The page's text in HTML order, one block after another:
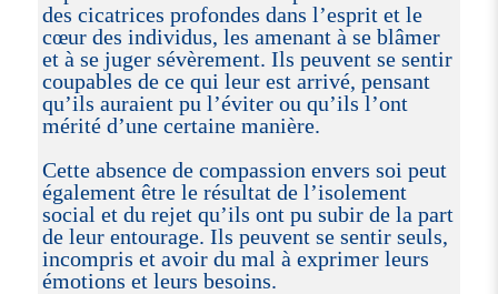
des cicatrices profondes dans l’esprit et le
cœur des individus, les amenant à se blâmer
et à se juger sévèrement. Ils peuvent se sentir
coupables de ce qui leur est arrivé, pensant
qu’ils auraient pu l’éviter ou qu’ils l’ont
mérité d’une certaine manière.
Cette absence de compassion envers soi peut
également être le résultat de l’isolement
social et du rejet qu’ils ont pu subir de la part
de leur entourage. Ils peuvent se sentir seuls,
incompris et avoir du mal à exprimer leurs
émotions et leurs besoins.